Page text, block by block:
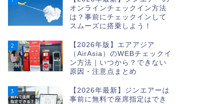
オンラインチェックイン方法
は？事前にチェックインして
スムーズに搭乗しよう！
2
【2026年版】エアアジア
（AirAsia）のWEBチェックイ
ン方法｜いつから？できない
原因・注意点まとめ
3
【2026年最新】ジンエアーは
事前に無料で座席指定はでき